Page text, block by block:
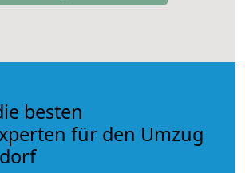
besten
für den Umzug